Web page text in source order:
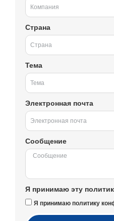
Страна
Тема
Электронная почта
Сообщение
Я принимаю эту
Я принимаю политику